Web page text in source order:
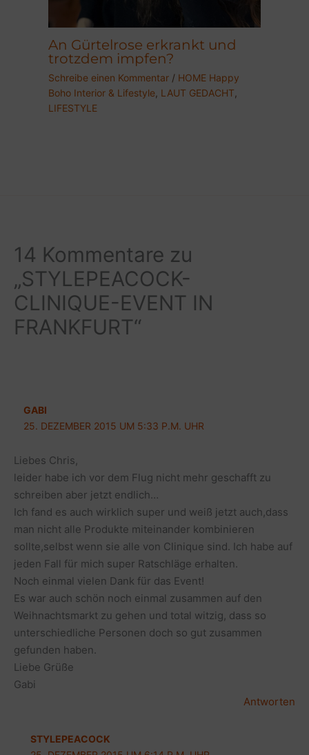
An Gürtelrose erkrankt und
trotzdem impfen?
Schreibe einen Kommentar / HOME Happy
Boho Interior & Lifestyle LAUT GEDACHT
LIFESTYLE
14 Kommentare zu
„STYLEPEACOCK-
CLINIQUE-EVENT IN
FRANKFURT“
GABI
25. DEZEMBER 2015 UM 5:33 P.M. UHR
Liebes Chris,
leider habe ich vor dem Flug nicht mehr geschafft zu
schreiben aber jetzt endlich…
Ich fand es auch wirklich super und weiß jetzt auch,dass
man nicht alle Produkte miteinander kombinieren
sollte,selbst wenn sie alle von Clinique sind. Ich habe auf
jeden Fall für mich super Ratschläge erhalten.
Noch einmal vielen Dank für das Event!
Es war auch schön noch einmal zusammen auf den
Weihnachtsmarkt zu gehen und total witzig, dass so
unterschiedliche Personen doch so gut zusammen
gefunden haben.
Liebe Grüße
Gabi
Antworten
STYLEPEACOCK